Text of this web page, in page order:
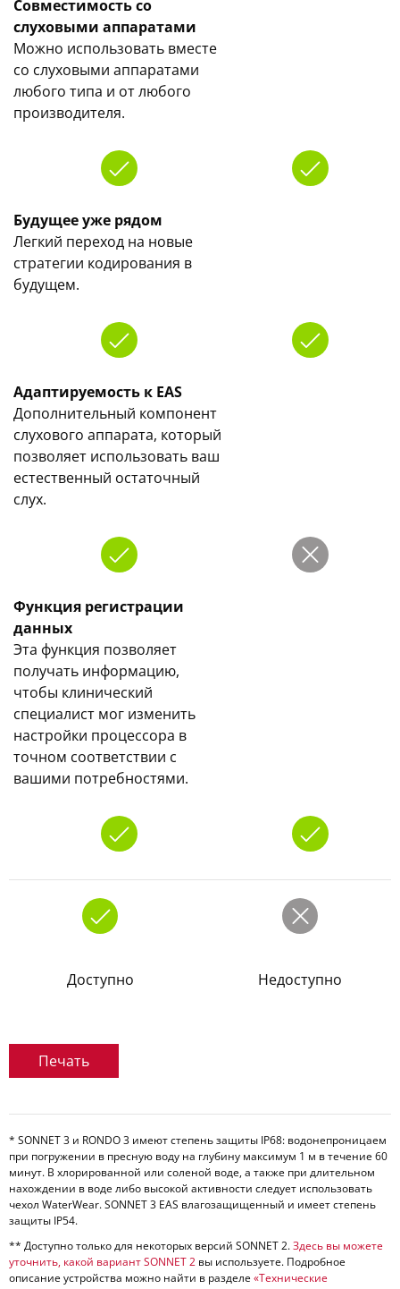
Совместимость со
слуховыми аппаратами
Можно использовать вместе
со слуховыми аппаратами
любого типа и от любого
производителя.
Будущее уже рядом
Легкий переход на новые
стратегии кодирования в
будущем.
Адаптируемость к EAS
Дополнительный компонент
слухового аппарата, который
позволяет использовать ваш
естественный остаточный
слух.
Функция регистрации
данных
Эта функция позволяет
получать информацию,
чтобы клинический
специалист мог изменить
настройки процессора в
точном соответствии с
вашими потребностями.
Доступно Недоступно
Печать
* SONNET 3 и RONDO 3 имеют степень защиты IP68: водонепроницаем
при погружении в пресную воду на глубину максимум 1 м в течение 60
минут. В хлорированной или соленой воде, а также при длительном
нахождении в воде либо высокой активности следует использовать
чехол WaterWear. SONNET 3 EAS влагозащищенный и имеет степень
защиты IP54.
** Доступно только для некоторых версий SONNET 2.Здесь вы можете
уточнить, какой вариант SONNET 2 вы используете. Подробное
описание устройства можно найти в разделе «Технические